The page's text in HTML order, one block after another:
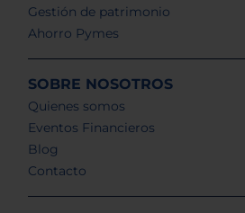
Gestión de patrimonio
Ahorro Pymes
SOBRE NOSOTROS
Quienes somos
Eventos Financieros
Blog
Contacto